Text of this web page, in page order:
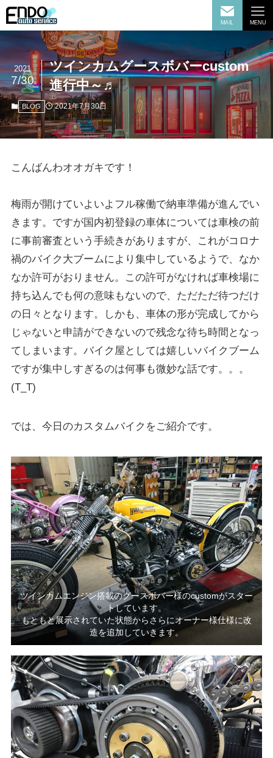
MAIL MENU
ツインカムグースボバーcustom
進行中～♬
2021
7/30
BLOG 2021年7月30日
こんばんわオオガキです！
梅雨が開けていよいよフル稼働で納車準備が進んでい
きます。ですが国内初登録の車体については車検の前
に事前審査という手続きがありますが、これがコロナ
禍のバイク大ブームにより集中しているようで、なか
なか許可がおりません。この許可がなければ車検場に
持ち込んでも何の意味もないので、ただただ待つだけ
の日々となります。しかも、車体の形が完成してから
じゃないと申請ができないので残念な待ち時間となっ
てしまいます。バイク屋としては嬉しいバイクブーム
ですが集中しすぎるのは何事も微妙な話です。。。
(T_T)
では、今日のカスタムバイクをご紹介です。
ツインカムエンジン搭載のグースボバー様のcustomがスター
トしています。
もともと展示されていた状態からさらにオーナー様仕様に改
造を追加していきます。